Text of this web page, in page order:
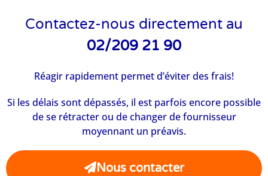
Contactez-nous directement au
02/209 21 90
Réagir rapidement permet d’éviter des frais!
Si les délais sont dépassés, il est parfois encore possible
de se rétracter ou de changer de fournisseur
moyennant un préavis.
Nous contacter